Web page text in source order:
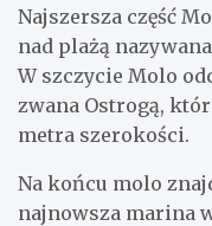
Najszersza część
nad plażą
W szczycie Molo
zwana Ostrogą,
metra szerokości.
Na końcu molo
najnowsza marina